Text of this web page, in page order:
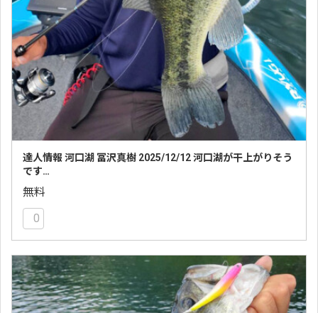
達人情報 河口湖 冨沢真樹 2025/12/12 河口湖が干上がりそう
です…
無料
0